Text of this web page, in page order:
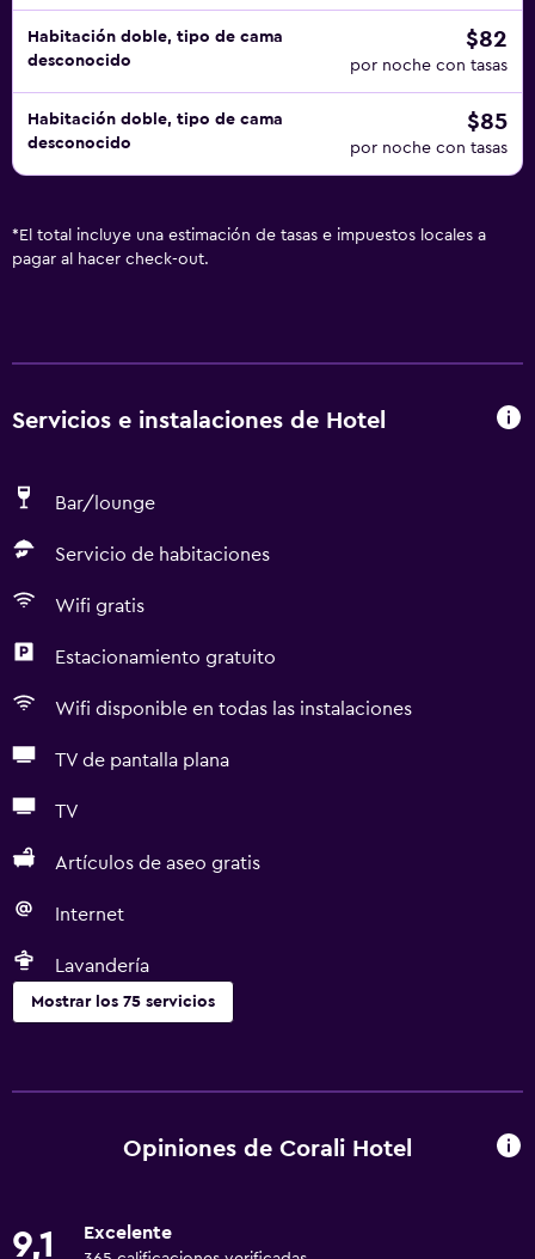
Habitación doble, tipo de cama
desconocido
$82
por noche con tasas
Habitación doble, tipo de cama
desconocido
$85
por noche con tasas
* El total incluye una estimación de tasas e impuestos locales a
pagar al hacer check-out.
Servicios e instalaciones de Hotel
Bar/lounge
Servicio de habitaciones
Wifi gratis
Estacionamiento gratuito
Wifi disponible en todas las instalaciones
TV de pantalla plana
TV
Artículos de aseo gratis
Internet
Lavandería
Mostrar los 75 servicios
Wifi gratis
Ropa de cama
Opiniones de Corali Hotel
9,1 Excelente